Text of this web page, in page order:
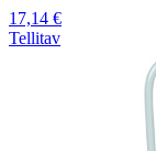
17,14 €
Tellitav